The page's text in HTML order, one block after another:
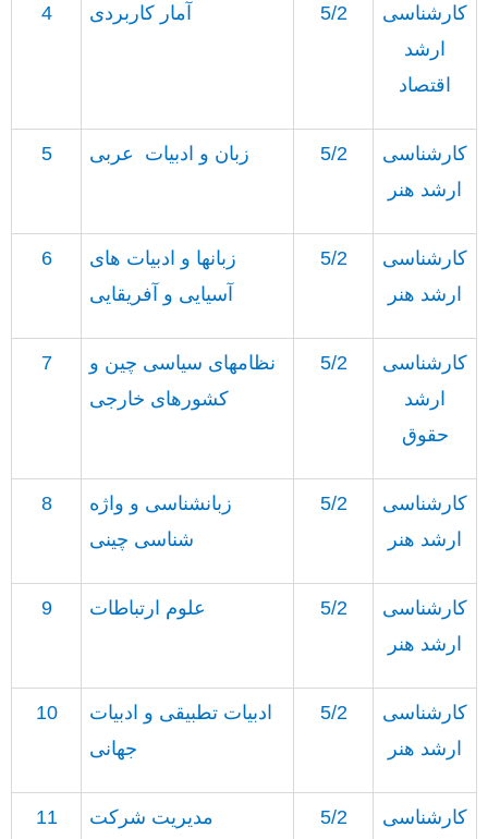
4 آمار کاربردی 5/2
کارشناسی
ارشد
اقتصاد
5 زبان و ادبیات عربی 5/2
کارشناسی
ارشد هنر
6
زبانها و ادبیات های
آسیایی و آفریقایی
5/2
کارشناسی
ارشد هنر
7
نظامهای سیاسی چین و
کشورهای خارجی
5/2
کارشناسی
ارشد
حقوق
8
زبانشناسی و واژه
شناسی چینی
5/2
کارشناسی
ارشد هنر
9 ارتباطات علوم 5/2
کارشناسی
ارشد هنر
10
ادبیات تطبیقی و ادبیات
جهانی
5/2
کارشناسی
ارشد هنر
11 مدیریت شرکت 5/2
کارشناسی